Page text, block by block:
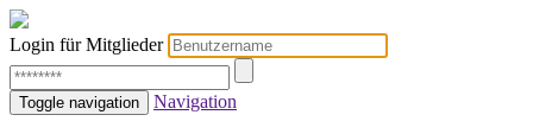
Login für Mitglieder
Toggle navigation Navigation